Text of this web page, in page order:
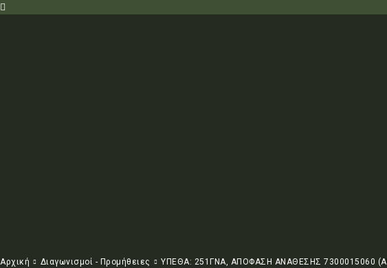
Αρχική Διαγωνισμοί - Προμήθειες ΥΠΕΘΑ: 251ΓΝΑ, ΑΠΟΦΑΣΗ ΑΝΑΘΕΣΗΣ 7300015060